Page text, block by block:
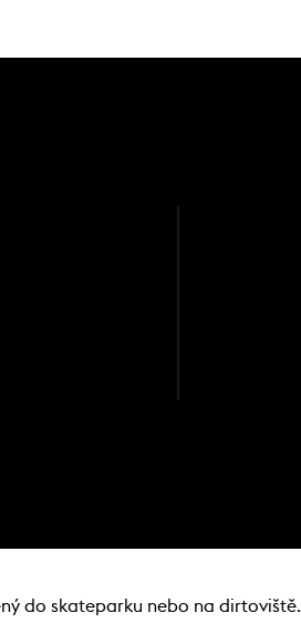
do skateparku nebo na dirtoviště.